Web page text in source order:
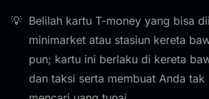
Belilah kartu T-money yang bisa
minimarket atau stasiun kereta
pun; kartu ini berlaku di kereta
dan taksi serta membuat Anda